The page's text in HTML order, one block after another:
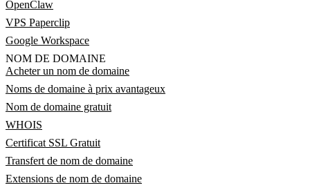
OpenClaw
VPS Paperclip
Google Workspace
NOM DE DOMAINE
Acheter un nom de domaine
Noms de domaine à prix avantageux
Nom de domaine gratuit
WHOIS
Certificat SSL Gratuit
Transfert de nom de domaine
Extensions de nom de domaine